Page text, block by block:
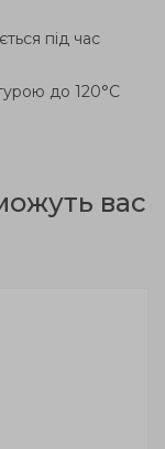
під час
до 120°C
вас